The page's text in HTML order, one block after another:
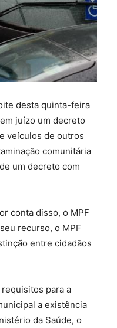
desta quinta-feira
juízo um decreto
veículos de outros
comunitária
um decreto com
conta disso, o MPF
recurso, o MPF
entre cidadãos
para a
a existência
da Saúde, o